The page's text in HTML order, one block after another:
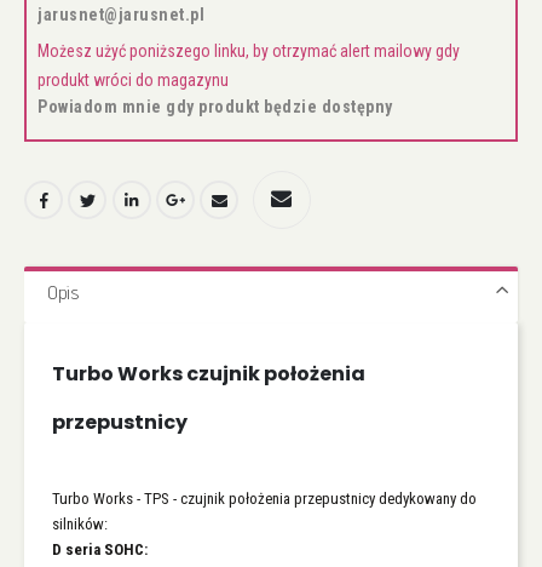
jarusnet@jarusnet.pl
Możesz użyć poniższego linku, by otrzymać alert mailowy gdy
produkt wróci do magazynu
Powiadom mnie gdy produkt będzie dostępny
Opis
Turbo Works czujnik położenia
przepustnicy
Turbo Works - TPS - czujnik położenia przepustnicy dedykowany do
silników:
D seria SOHC: